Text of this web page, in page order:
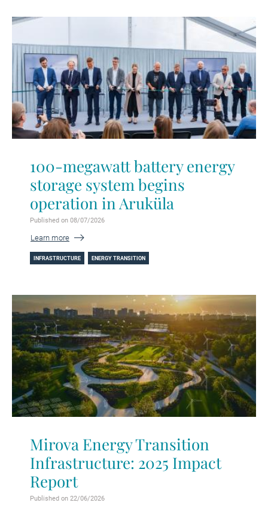
100-megawatt battery energy
storage system begins
operation in Aruküla
Published on 08/07/2026
Learn more
INFRASTRUCTURE ENERGY TRANSITION
Mirova Energy Transition
Infrastructure: 2025 Impact
Report
Published on 22/06/2026